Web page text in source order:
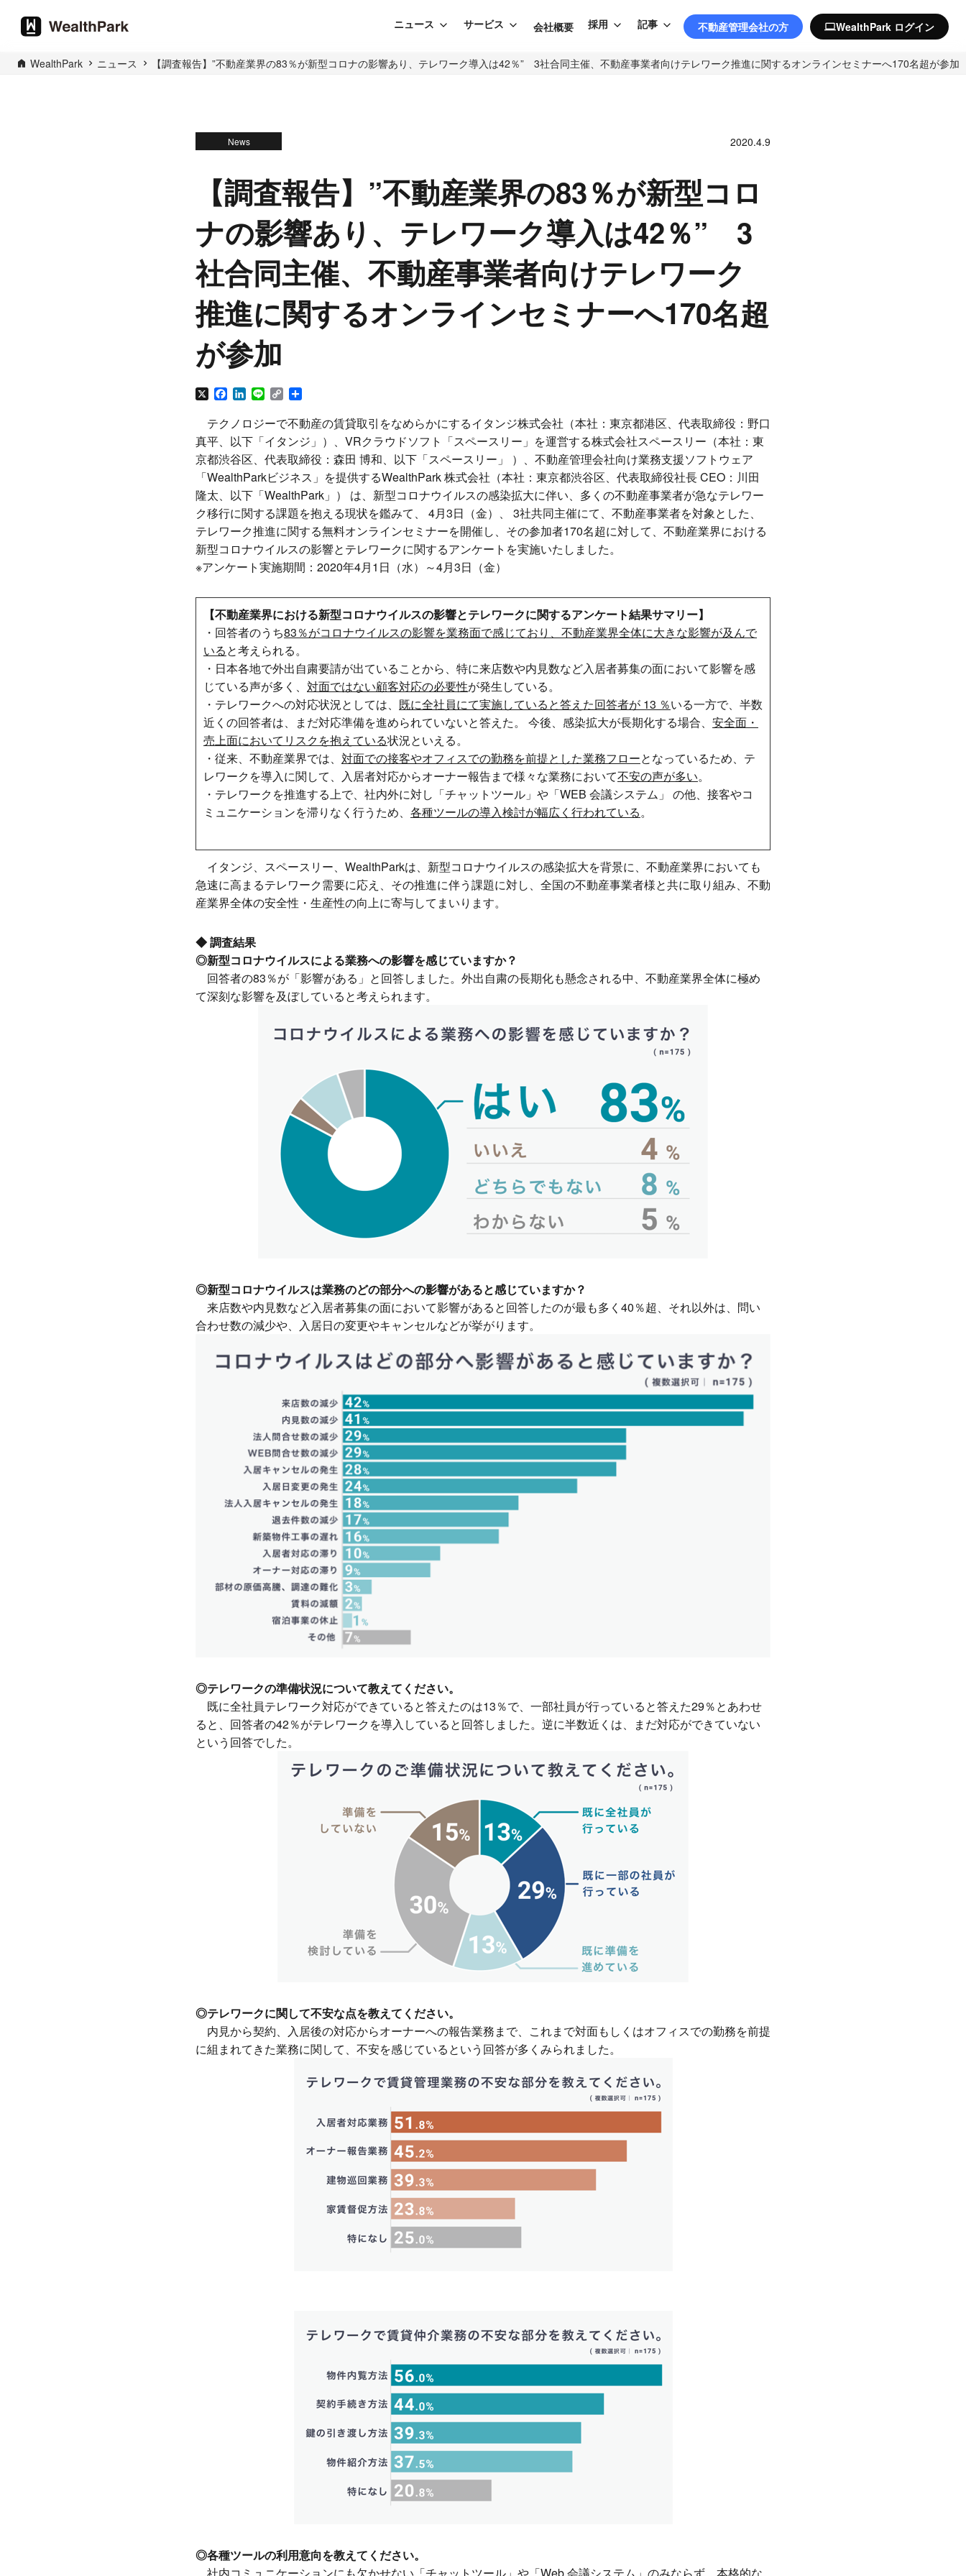
ニュース サービス 会社概要 採用 記事 不動産管理会社の方 computerWealthPark ログイン
WealthPark ニュース 【調査報告】”不動産業界の83％が新型コロナの影響あり、テレワーク導入は42％” 3社合同主催、不動産事業者向けテレワーク推進に関するオンラインセミナーへ170名超が参加
News 2020.4.9
【調査報告】”不動産業界の83％が新型コロ
ナの影響あり、テレワーク導入は42％” 3
社合同主催、不動産事業者向けテレワーク
推進に関するオンラインセミナーへ170名超
が参加
X Facebook
LinkedIn
Line Copy
テクノロジーで不動産の賃貸取引をなめらかにするイタンジ株式会社（本社：東京都港区、代表取締役：野口
真平、以下「イタンジ」）、VRクラウドソフト「スペースリー」を運営する株式会社スペースリー（本社：東
京都渋谷区、代表取締役：森田 博和、以下「スペースリー」 ）、不動産管理会社向け業務支援ソフトウェア
「WealthParkビジネス」を提供するWealthPark 株式会社（本社：東京都渋谷区、代表取締役社長 CEO：川田
隆太、以下「WealthPark」） は、新型コロナウイルスの感染拡大に伴い、多くの不動産事業者が急なテレワー
ク移行に関する課題を抱える現状を鑑みて、 4月3日（金）、 3社共同主催にて、不動産事業者を対象とした、
テレワーク推進に関する無料オンラインセミナーを開催し、その参加者170名超に対して、不動産業界における
新型コロナウイルスの影響とテレワークに関するアンケートを実施いたしました。
※アンケート実施期間：2020年4月1日（水）～4月3日（金）
【不動産業界における新型コロナウイルスの影響とテレワークに関するアンケート結果サマリー】
・回答者のうち83％がコロナウイルスの影響を業務面で感じており、不動産業界全体に大きな影響が及んで
いると考えられる。
・日本各地で外出自粛要請が出ていることから、特に来店数や内見数など入居者募集の面において影響を感
じている声が多く、 対面ではない顧客対応の必要性が発生している。
・テレワークへの対応状況としては、 既に全社員にて実施していると答えた回答者が 13 ％いる一方で、半数
近くの回答者は、まだ対応準備を進められていないと答えた。 今後、感染拡大が長期化する場合、 安全面・
売上面においてリスクを抱えている状況といえる。
・従来、不動産業界では、 対面での接客やオフィスでの勤務を前提とした業務フローとなっているため、テ
レワークを導入に関して、入居者対応からオーナー報告まで様々な業務において不安の声が多い。
・テレワークを推進する上で、社内外に対し「チャットツール」や「WEB 会議システム」 の他、接客やコ
ミュニケーションを滞りなく行うため、 各種ツールの導入検討が幅広く行われている。
イタンジ、スペースリー、WealthParkは、新型コロナウイルスの感染拡大を背景に、不動産業界においても
急速に高まるテレワーク需要に応え、その推進に伴う課題に対し、全国の不動産事業者様と共に取り組み、不動
産業界全体の安全性・生産性の向上に寄与してまいります。
◆ 調査結果
◎新型コロナウイルスによる業務への影響を感じていますか？
回答者の83％が「影響がある」と回答しました。外出自粛の長期化も懸念される中、不動産業界全体に極め
て深刻な影響を及ぼしていると考えられます。
◎新型コロナウイルスは業務のどの部分への影響があると感じていますか？
来店数や内見数など入居者募集の面において影響があると回答したのが最も多く40％超、それ以外は、問い
合わせ数の減少や、入居日の変更やキャンセルなどが挙がります。
◎テレワークの準備状況について教えてください。
既に全社員テレワーク対応ができていると答えたのは13％で、一部社員が行っていると答えた29％とあわせ
ると、回答者の42％がテレワークを導入していると回答しました。逆に半数近くは、まだ対応ができていない
という回答でした。
◎テレワークに関して不安な点を教えてください。
内見から契約、入居後の対応からオーナーへの報告業務まで、これまで対面もしくはオフィスでの勤務を前提
に組まれてきた業務に関して、不安を感じているという回答が多くみられました。
◎各種ツールの利用意向を教えてください。